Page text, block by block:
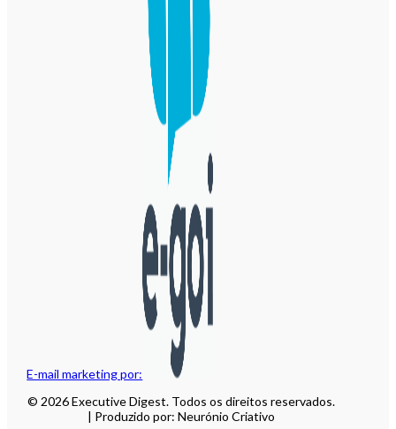
E-mail marketing por:
© 2026 Executive Digest. Todos os direitos reservados.
| Produzido por: Neurónio Criativo